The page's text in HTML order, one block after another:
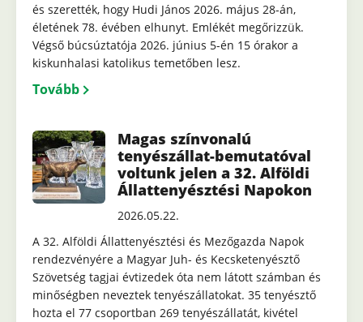
és szerették, hogy Hudi János 2026. május 28-án,
életének 78. évében elhunyt. Emlékét megőrizzük.
Végső búcsúztatója 2026. június 5-én 15 órakor a
kiskunhalasi katolikus temetőben lesz.
Tovább
Magas színvonalú
tenyészállat-bemutatóval
voltunk jelen a 32. Alföldi
Állattenyésztési Napokon
2026.05.22.
A 32. Alföldi Állattenyésztési és Mezőgazda Napok
rendezvényére a Magyar Juh- és Kecsketenyésztő
Szövetség tagjai évtizedek óta nem látott számban és
minőségben neveztek tenyészállatokat. 35 tenyésztő
hozta el 77 csoportban 269 tenyészállatát, kivétel